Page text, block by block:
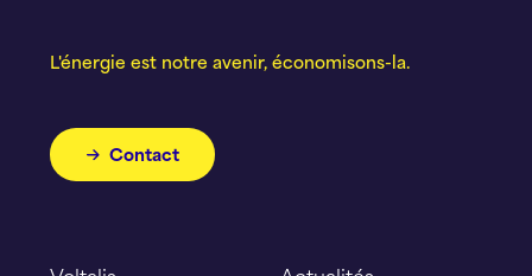
L'énergie est notre avenir, économisons-la.
Contact